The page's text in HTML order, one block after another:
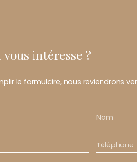
vous intéresse ?
le formulaire, nous reviendrons
Nom
Téléphone